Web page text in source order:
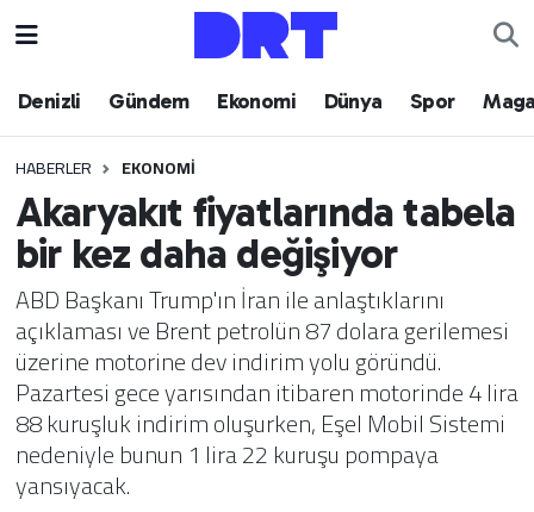
Denizli Gündem Ekonomi Dünya Spor
HABERLER EKONOMI
Akaryakıt fiyatlarında tabela
bir kez daha değişiyor
ABD Başkanı Trump'ın İran ile anlaştıklarını
açıklaması ve Brent petrolün 87 dolara gerilemesi
üzerine motorine dev indirim yolu göründü.
Pazartesi gece yarısından itibaren motorinde 4 lira
88 kuruşluk indirim oluşurken, Eşel Mobil Sistemi
nedeniyle bunun 1 lira 22 kuruşu pompaya
yansıyacak.
Denizli
Ekonomi
Dünya
Spor
Magazin
Teknoloji
Hava Durumu
Trafik Durumu
Puan Durumu ve Fikstür
Tüm Manşetler
Son Dakika Haberleri
Haber Arşivi